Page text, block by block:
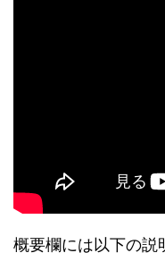
概要欄には以下の説